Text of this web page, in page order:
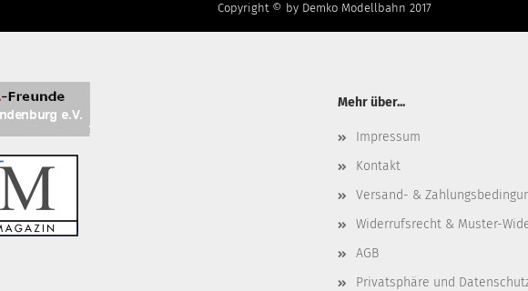
Copyright © by Demko Modellbahn 2017
Mehr über...
Impressum
Kontakt
Versand- &
Widerrufsrecht & Muster-
AGB
Privatsphäre und